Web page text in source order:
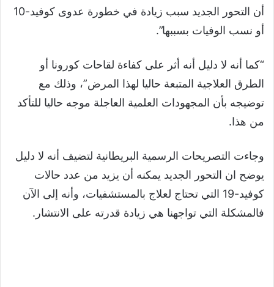
أن التحور الجديد سبب زيادة في خطورة عدوى كوفيد-10
أو نسب الوفيات بسببها”.
“كما أنه لا دليل أنه أثر على كفاءة لقاحات كورونا أو
الطرق العلاجية المتبعة حاليا لهذا المرض”، وذلك مع
توضيجه بأن المجهودات العلمية العاجلة موجه حاليا للتأكد
من هذا.
وجاءت التصريحات الرسمية البريطانية لتضيف أنه لا دليل
يوضح ان التحور الجديد يمكنه أن يزيد من عدد حالات
كوفيد-19 التي تحتاج لعلاج بالمستشفيات، وأنه إلى الآن
فالمشكلة التي تواجهنا هي زيادة قدرته على الانتشار.